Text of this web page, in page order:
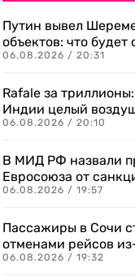
Путин вывел
объектов: что будет
06.08.2026 / 20:31
Rafale за
Индии целый
06.08.2026 / 20:10
В МИД РФ назвали
Евросоюза от
06.08.2026 / 19:57
Пассажиры в Сочи
отменами рейсов
06.08.2026 / 19:32